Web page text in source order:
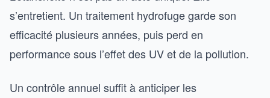
s’entretient. Un traitement hydrofuge garde son
efficacité plusieurs années, puis perd en
performance sous l’effet des UV et de la pollution.
Un contrôle annuel suffit à anticiper les